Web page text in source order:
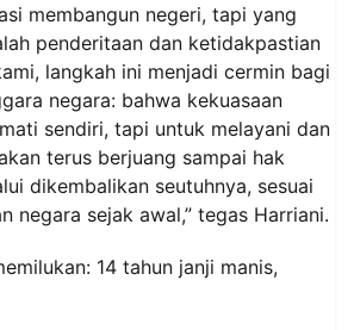
membangun negeri, tapi yang
penderitaan dan ketidakpastian
langkah ini menjadi cermin bagi
negara: bahwa kekuasaan
sendiri, tapi untuk melayani dan
terus berjuang sampai hak
dikembalikan seutuhnya, sesuai
negara sejak awal,” tegas Harriani.
14 tahun janji manis,